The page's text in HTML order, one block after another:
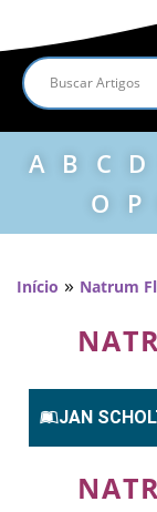
A B C D
O
P
Início » Natrum
JAN